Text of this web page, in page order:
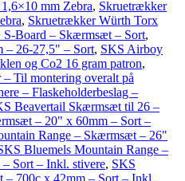
mm Zebra, Skruetrækker
, Skruetrækker Würth Torx
S-Board – Skærmsæt – Sort,
– 26-27,5" – Sort, SKS Airboy
og Co2 16 gram patron,
Til montering overalt på
– Flaskeholderbeslag –
Beavertail Skærmsæt til 26 –
– 20" x 60mm – Sort –
Range – Skærmsæt – 26"
Bluemels Mountain Range –
Sort – Inkl. stivere, SKS
700c x 42mm – Sort – Inkl.